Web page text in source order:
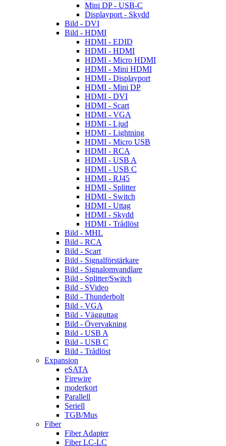
Mini DP - USB-C
Displayport - Skydd
Bild - DVI
Bild - HDMI
HDMI - EDID
HDMI - HDMI
HDMI - Micro HDMI
HDMI - Mini HDMI
HDMI - Displayport
HDMI - Mini DP
HDMI - DVI
HDMI - Scart
HDMI - VGA
HDMI - Ljud
HDMI - Lightning
HDMI - Micro USB
HDMI - RCA
HDMI - USB A
HDMI - USB C
HDMI - RJ45
HDMI - Splitter
HDMI - Switch
HDMI - Uttag
HDMI - Skydd
HDMI - Trådlöst
Bild - MHL
Bild - RCA
Bild - Scart
Bild - Signalförstärkare
Bild - Signalomvandlare
Bild - Splitter/Switch
Bild - SVideo
Bild - Thunderbolt
Bild - VGA
Bild - Vägguttag
Bild - Övervakning
Bild - USB A
Bild - USB C
Bild - Trådlöst
Expansion
eSATA
Firewire
moderkort
Parallell
Seriell
TGB/Mus
Fiber
Fiber Adapter
Fiber LC-LC